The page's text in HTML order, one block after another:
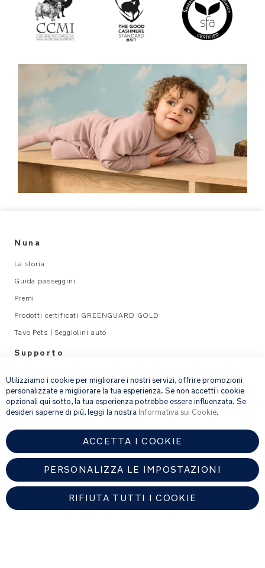
Nuna
La storia
Guida passeggini
Premi
Prodotti certificati GREENGUARD GOLD
Tavo Pets | Seggiolini auto
Supporto
email address ISCRIVITI
Fornendo l’indirizzo e-mail, acconsenti a ricevere via e-mail la nostra
newsletter e le informazioni su prodotti e offerte che potrebbero
interessarti.
Per ulteriori dettagli sul trattamento dei dati personali, consulta la
nostrainformativa sulla privacy.
Utilizziamo i cookie per migliorare i nostri servizi, offrire promozioni
personalizzate e migliorare la tua esperienza. Se non accetti i cookie
opzionali qui sotto, la tua esperienza potrebbe essere influenzata. Se
desideri saperne di più, leggi la nostra Informativa sui Cookie.
ACCETTA I COOKIE
PERSONALIZZA LE IMPOSTAZIONI
RIFIUTA TUTTI I COOKIE